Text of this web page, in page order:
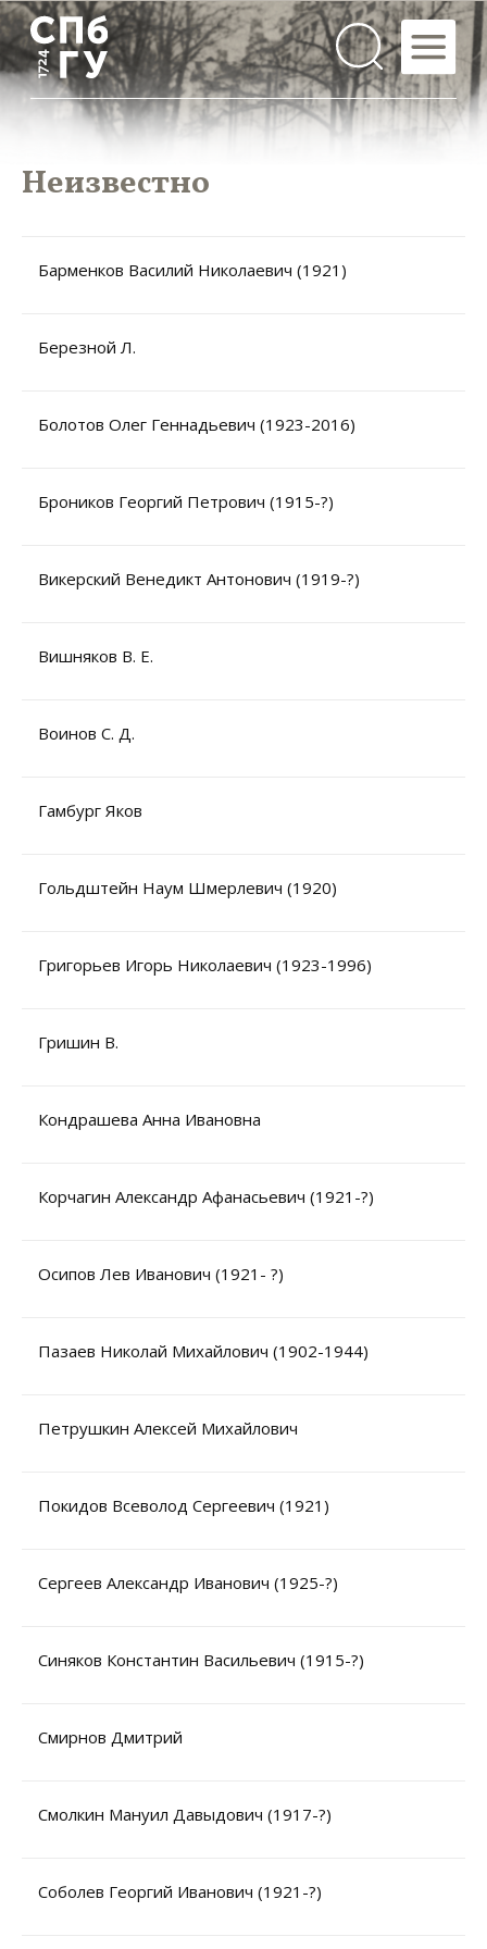
Неизвестно
Барменков Василий Николаевич (1921)
Березной Л.
Болотов Олег Геннадьевич (1923-2016)
Броников Георгий Петрович (1915-?)
Викерский Венедикт Антонович (1919-?)
Вишняков В. Е.
Воинов С. Д.
Гамбург Яков
Гольдштейн Наум Шмерлевич (1920)
Григорьев Игорь Николаевич (1923-1996)
Гришин В.
Кондрашева Анна Ивановна
Корчагин Александр Афанасьевич (1921-?)
Осипов Лев Иванович (1921- ?)
Пазаев Николай Михайлович (1902-1944)
Петрушкин Алексей Михайлович
Покидов Всеволод Сергеевич (1921)
Сергеев Александр Иванович (1925-?)
Синяков Константин Васильевич (1915-?)
Смирнов Дмитрий
Смолкин Мануил Давыдович (1917-?)
Соболев Георгий Иванович (1921-?)
Уважаемые универсанты и гости! Если
вы заметили неточность в опубликованных